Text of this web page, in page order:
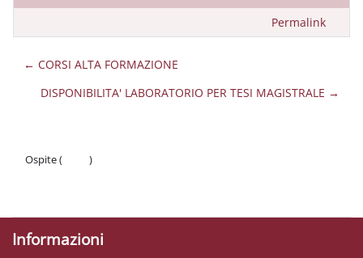
Permalink
← CORSI ALTA FORMAZIONE
DISPONIBILITA' LABORATORIO PER TESI MAGISTRALE →
Ospite (
)
Informazioni